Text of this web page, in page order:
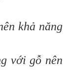
khả năng
với gỗ nên